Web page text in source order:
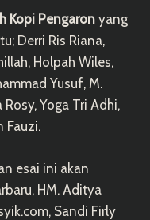
Kopi Pengaron yang
Derri Ris Riana,
Holpah Wiles,
Yusuf, M.
Yoga Tri Adhi,
Fauzi.
esai ini akan
HM. Aditya
Sandi Firly